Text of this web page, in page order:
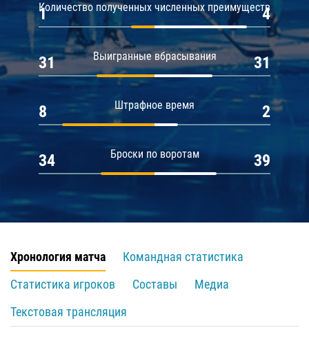
Количество полученных численных преимуществ
1 4
Выигранные вбрасывания
31 31
Штрафное время
8 2
Броски по воротам
34 39
Хронология матча
Командная статистика
Статистика игроков
Составы
Медиа
Текстовая трансляция